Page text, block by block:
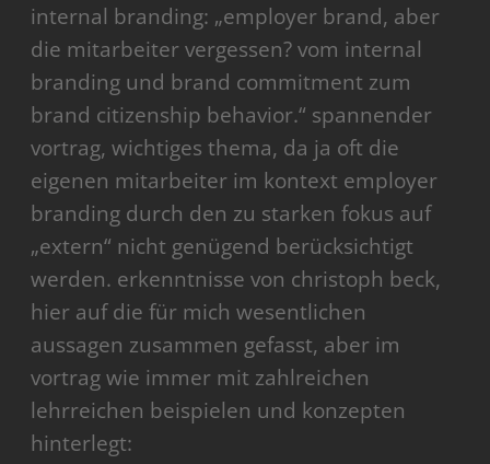
internal branding: „employer brand, aber
die mitarbeiter vergessen? vom internal
branding und brand commitment zum
brand citizenship behavior.“ spannender
vortrag, wichtiges thema, da ja oft die
eigenen mitarbeiter im kontext employer
branding durch den zu starken fokus auf
„extern“ nicht genügend berücksichtigt
werden. erkenntnisse von christoph beck,
hier auf die für mich wesentlichen
aussagen zusammen gefasst, aber im
vortrag wie immer mit zahlreichen
lehrreichen beispielen und konzepten
hinterlegt: